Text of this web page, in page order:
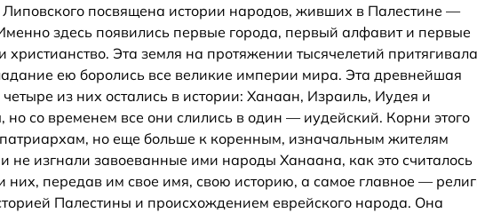
посвящена истории народов, живших в Палестине —
здесь появились первые города, первый алфавит и первые
Эта земля на протяжении тысячелетий
ею боролись все великие империи мира. Эта древнейшая
из них остались в истории: Ханаан, Израиль, Иудея и
со временем все они слились в один — иудейский. Корни этого
но еще больше к коренным, изначальным жителям
не изгнали завоеванные ими народы Ханаана, как это считалось
них, передав им свое имя, свою историю, а самое главное —
Палестины и происхождением еврейского народа. Она